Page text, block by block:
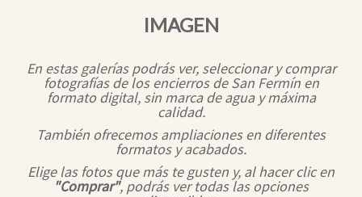
IMAGEN
En estas galerías podrás ver, seleccionar y comprar
fotografías de los encierros de San Fermín en
formato digital, sin marca de agua y máxima
calidad.
También ofrecemos ampliaciones en diferentes
formatos y acabados.
Elige las fotos que más te gusten y, al hacer clic en
"Comprar", podrás ver todas las opciones